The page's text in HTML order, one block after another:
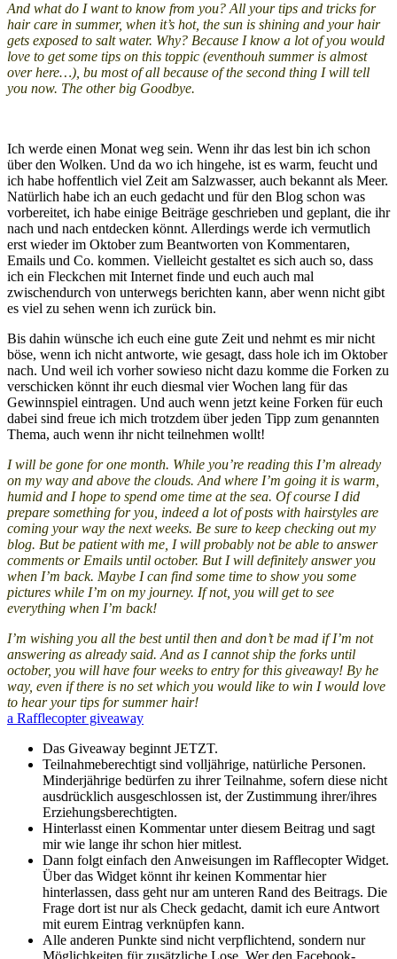
And what do I want to know from you? All your tips and tricks for
hair care in summer, when it’s hot, the sun is shining and your hair
gets exposed to salt water. Why? Because I know a lot of you would
love to get some tips on this toppic (eventhouh summer is almost
over here…), bu most of all because of the second thing I will tell
you now. The other big Goodbye.
Ich werde einen Monat weg sein. Wenn ihr das lest bin ich schon
über den Wolken. Und da wo ich hingehe, ist es warm, feucht und
ich habe hoffentlich viel Zeit am Salzwasser, auch bekannt als Meer.
Natürlich habe ich an euch gedacht und für den Blog schon was
vorbereitet, ich habe einige Beiträge geschrieben und geplant, die ihr
nach und nach entdecken könnt. Allerdings werde ich vermutlich
erst wieder im Oktober zum Beantworten von Kommentaren,
Emails und Co. kommen. Vielleicht gestaltet es sich auch so, dass
ich ein Fleckchen mit Internet finde und euch auch mal
zwischendurch von unterwegs berichten kann, aber wenn nicht gibt
es viel zu sehen wenn ich zurück bin.
Bis dahin wünsche ich euch eine gute Zeit und nehmt es mir nicht
böse, wenn ich nicht antworte, wie gesagt, dass hole ich im Oktober
nach. Und weil ich vorher sowieso nicht dazu komme die Forken zu
verschicken könnt ihr euch diesmal vier Wochen lang für das
Gewinnspiel eintragen. Und auch wenn jetzt keine Forken für euch
dabei sind freue ich mich trotzdem über jeden Tipp zum genannten
Thema, auch wenn ihr nicht teilnehmen wollt!
I will be gone for one month. While you’re reading this I’m already
on my way and above the clouds. And where I’m going it is warm,
humid and I hope to spend ome time at the sea. Of course I did
prepare something for you, indeed a lot of posts with hairstyles are
coming your way the next weeks. Be sure to keep checking out my
blog. But be patient with me, I will probably not be able to answer
comments or Emails until october. But I will definitely answer you
when I’m back. Maybe I can find some time to show you some
pictures while I’m on my journey. If not, you will get to see
everything when I’m back!
I’m wishing you all the best until then and don’t be mad if I’m not
answering as already said. And as I cannot ship the forks until
october, you will have four weeks to entry for this giveaway! By he
way, even if there is no set which you would like to win I would love
to hear your tips for summer hair!
a Rafflecopter giveaway
Das Giveaway beginnt JETZT.
Teilnahmeberechtigt sind volljährige, natürliche Personen.
Minderjährige bedürfen zu ihrer Teilnahme, sofern diese nicht
ausdrücklich ausgeschlossen ist, der Zustimmung ihrer/ihres
Erziehungsberechtigten.
Hinterlasst einen Kommentar unter diesem Beitrag und sagt
mir wie lange ihr schon hier mitlest.
Dann folgt einfach den Anweisungen im Rafflecopter Widget.
Über das Widget könnt ihr keinen Kommentar hier
hinterlassen, dass geht nur am unteren Rand des Beitrags. Die
Frage dort ist nur als Check gedacht, damit ich eure Antwort
mit eurem Eintrag verknüpfen kann.
Alle anderen Punkte sind nicht verpflichtend, sondern nur